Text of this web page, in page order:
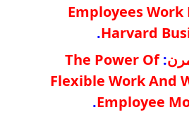
Employees Work
Harvard
.
:
The Power Of
Flexible Work And
Employee
.